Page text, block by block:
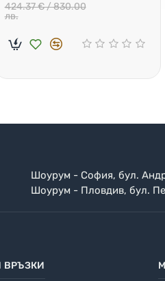
424.37 € / 830.00
лв.
Шоурум - София, бул.
Шоурум - Пловдив, бул.
ВРЪЗКИ